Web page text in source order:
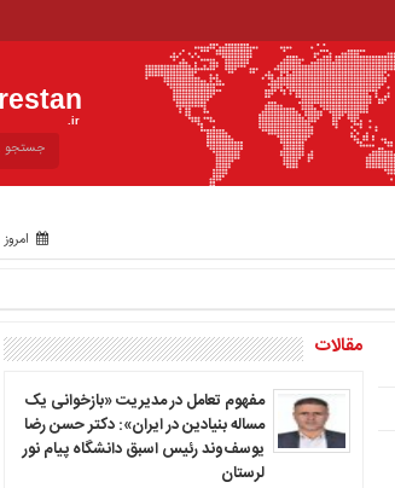
.ir
امروز
مقالات
مفهوم تعامل در مدیریت «بازخوانی یک
مساله بنیادین در ایران»: دکتر حسن رضا
یوسف‌وند رئیس اسبق دانشگاه پیام نور
لرستان